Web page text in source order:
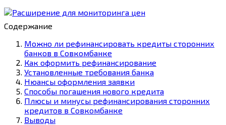
Содержание
Можно ли рефинансировать кредиты сторонних
банков в Совкомбанке
Как оформить рефинансирование
Установленные требования банка
Нюансы оформления заявки
Способы погашения нового кредита
Плюсы и минусы рефинансирования сторонних
кредитов в Совкомбанке
Выводы